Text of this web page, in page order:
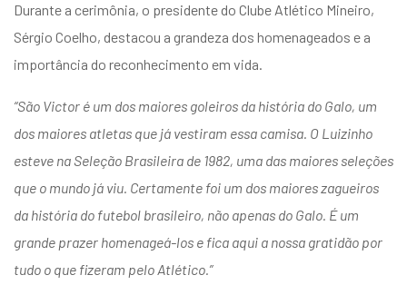
Durante a cerimônia, o presidente do Clube Atlético Mineiro,
Sérgio Coelho, destacou a grandeza dos homenageados e a
importância do reconhecimento em vida.
“São Victor é um dos maiores goleiros da história do Galo, um
dos maiores atletas que já vestiram essa camisa. O Luizinho
esteve na Seleção Brasileira de 1982, uma das maiores seleções
que o mundo já viu. Certamente foi um dos maiores zagueiros
da história do futebol brasileiro, não apenas do Galo. É um
grande prazer homenageá-los e fica aqui a nossa gratidão por
tudo o que fizeram pelo Atlético.”